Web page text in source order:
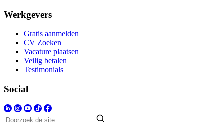
Werkgevers
Gratis aanmelden
CV Zoeken
Vacature plaatsen
Veilig betalen
Testimonials
Social